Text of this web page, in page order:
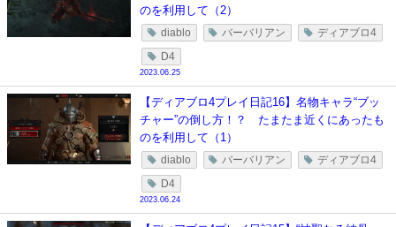
のを利用して（2）
diablo バーバリアン ディアブロ4
D4
2023.06.25
【ディアブロ4プレイ日記16】名物キャラ“ブッ
チャー”の倒し方！？ たまたま近くにあったも
のを利用して（1）
diablo バーバリアン ディアブロ4
D4
2023.06.24